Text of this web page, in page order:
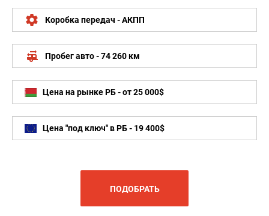
settings Коробка передач - АКПП
rv_hookup Пробег авто - 74 260 км
Цена на рынке РБ - от 25 000$
Цена "под ключ" в РБ - 19 400$
ПОДОБРАТЬ